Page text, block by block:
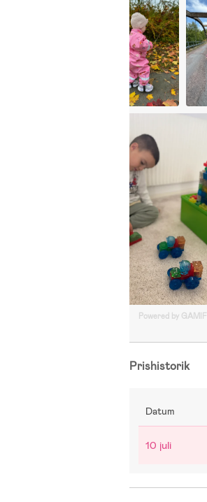
Powered by
Prishistorik
Datum
10 juli